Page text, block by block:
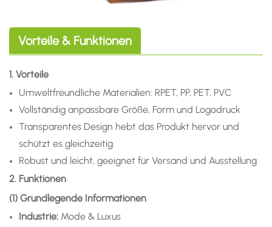
Vorteile & Funktionen
1. Vorteile
Umweltfreundliche Materialien: RPET, PP, PET, PVC
Vollständig anpassbare Größe, Form und Logodruck
Transparentes Design hebt das Produkt hervor und
schützt es gleichzeitig
Robust und leicht, geeignet für Versand und Ausstellung
2. Funktionen
(1) Grundlegende Informationen
Industrie: Mode & Luxus